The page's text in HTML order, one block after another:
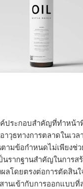
ประกอบสำคัญที่ทำหน้า
วุธทางการตลาดในเวล
ามข้อกำหนดไม่เพียงช่ว
นรากฐานสำคัญในการส
ลโดยตรงต่อการตัดสิน
านเข้ากับการออกแบบที่